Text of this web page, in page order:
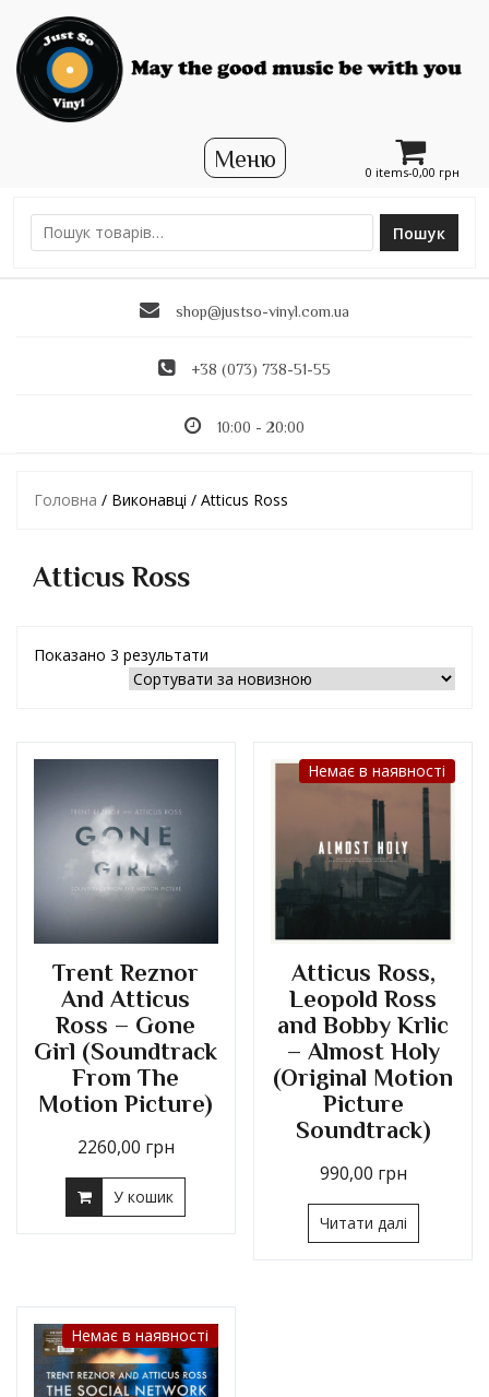
0 items-0,00 грн
Ш
Пошук
shop@justso-vinyl.com.ua
+38 (073) 738-51-55
10:00 - 20:00
Головна / Виконавці / Atticus Ross
Atticus Ross
Показано 3 результати
Trent Reznor
And Atticus
Ross – Gone
Girl (Soundtrack
From The
Motion Picture)
2260,00 грн
У кошик
Немає в наявності
Atticus Ross,
Leopold Ross
and Bobby Krlic
– Almost Holy
(Original Motion
Picture
Soundtrack)
990,00 грн
Читати далі
Немає в наявності